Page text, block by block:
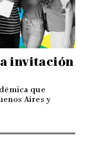
invitación
que
Aires y